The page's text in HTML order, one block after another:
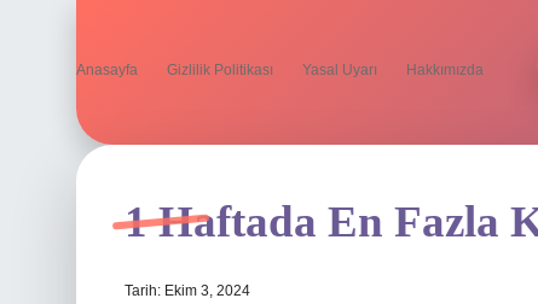
Anasayfa Gizlilik Politikası Yasal Uyarı Hakkımızda
1 Haftada En Fazla
Tarih: Ekim 3, 2024